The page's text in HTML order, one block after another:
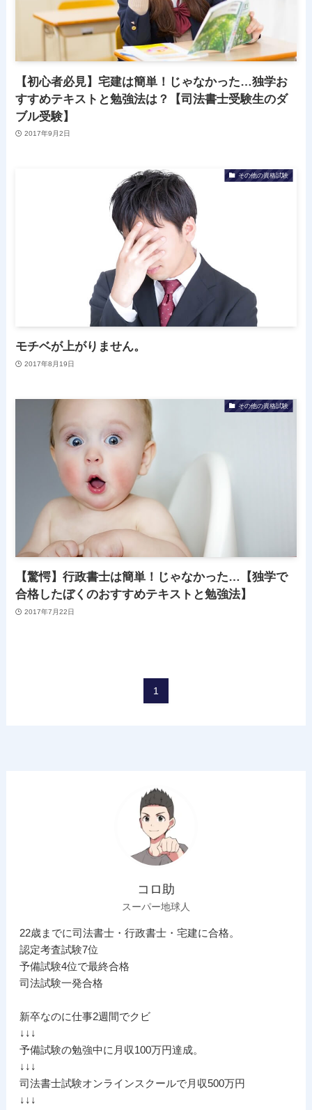
【初心者必見】宅建は簡単！じゃなかった…独学お
すすめテキストと勉強法は？【司法書士受験生のダ
ブル受験】
2017年9月2日
その他の資格試験
モチベが上がりません。
2017年8月19日
その他の資格試験
【驚愕】行政書士は簡単！じゃなかった…【独学で
合格したぼくのおすすめテキストと勉強法】
2017年7月22日
1
コロ助
スーパー地球人
22歳までに司法書士・行政書士・宅建に合格。
認定考査試験7位
予備試験4位で最終合格
司法試験一発合格
新卒なのに仕事2週間でクビ
↓↓↓
予備試験の勉強中に月収100万円達成。
↓↓↓
司法書士試験オンラインスクールで月収500万円
↓↓↓